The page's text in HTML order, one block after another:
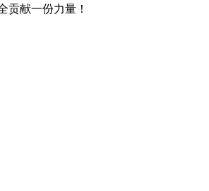
贡献一份力量！